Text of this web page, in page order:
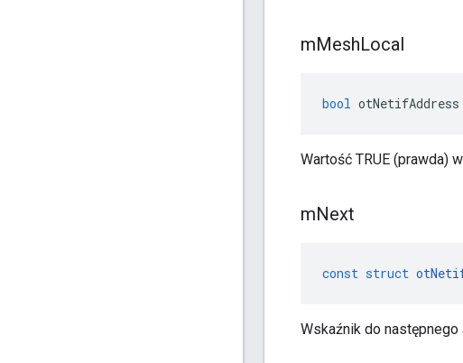
mMeshLocal
bool otNetifAddress
Wartość TRUE (prawda)
mNext
const struct
Wskaźnik do